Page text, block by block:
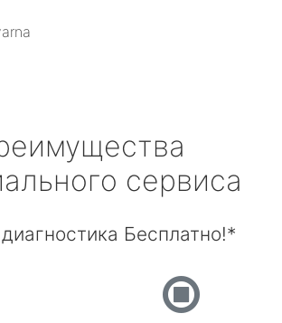
сервиса
Бесплатно!*